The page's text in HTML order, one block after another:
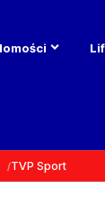
TVP Sport